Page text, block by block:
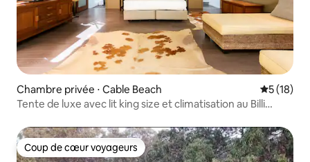
Chambre privée ⋅ Cable Beach
5 (18)
Tente de luxe avec lit king size et climatisation au Billi
Coup de cœur voyageurs
Coup de cœur voyageurs